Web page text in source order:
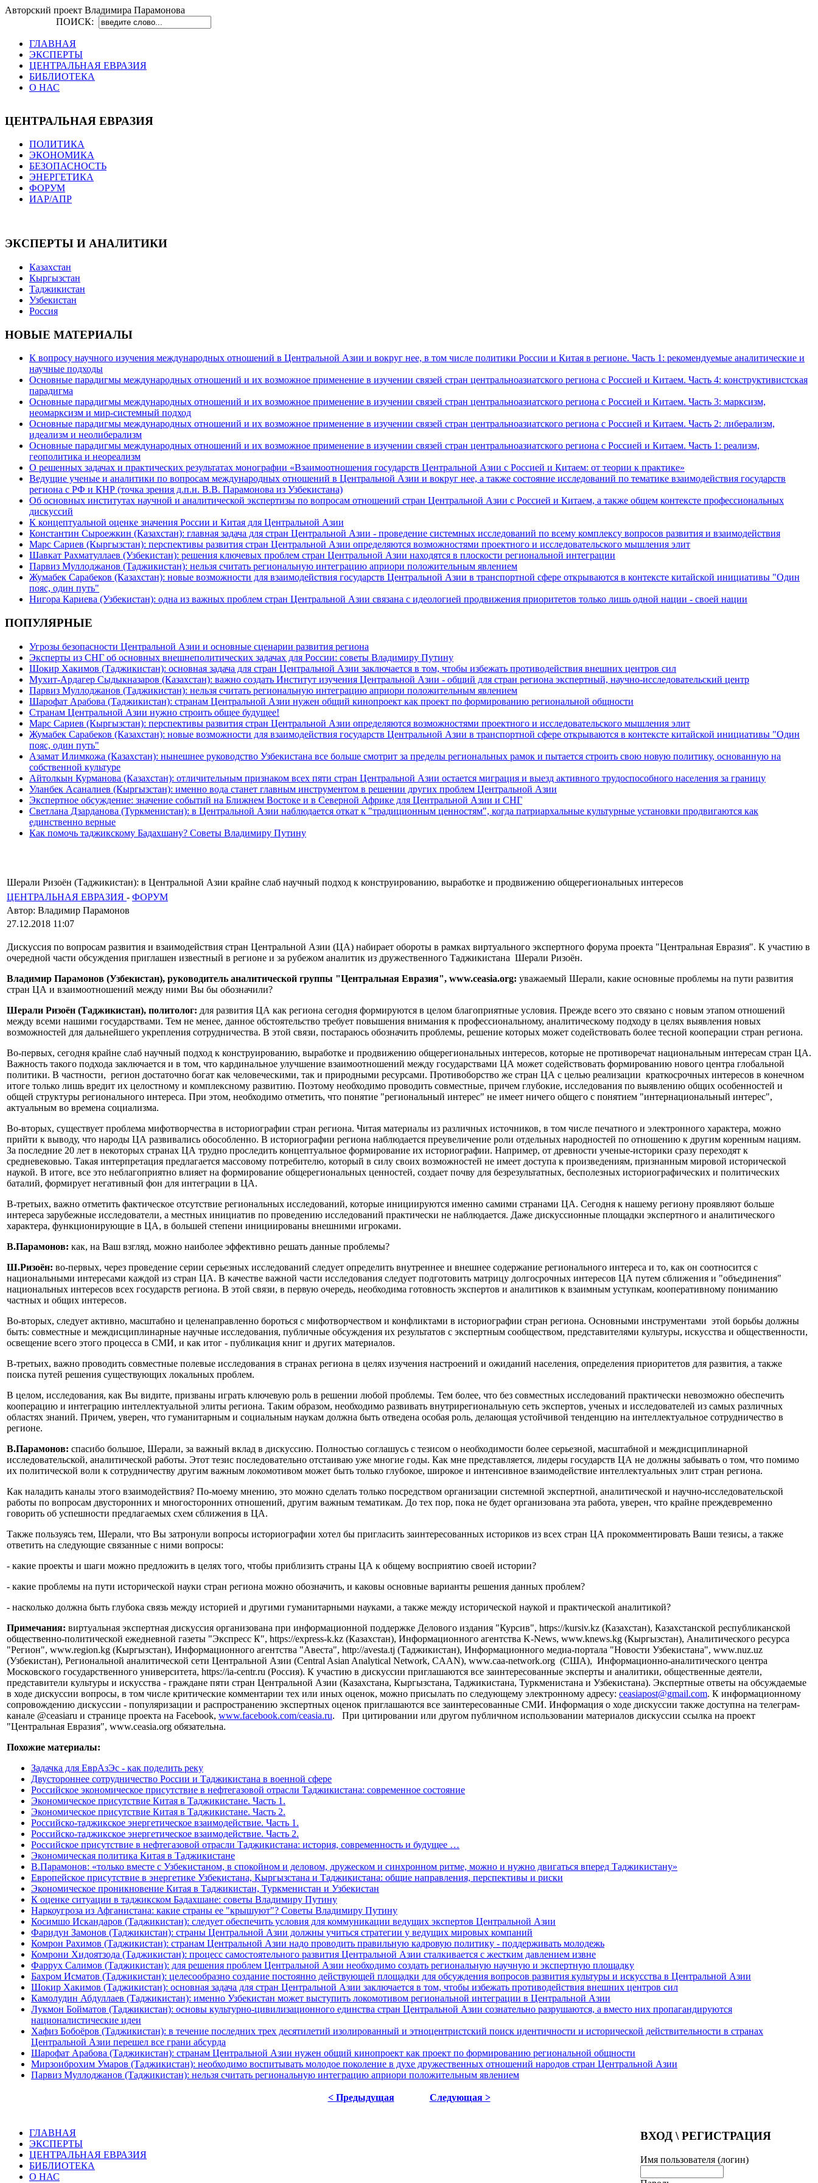
Авторский проект Владимира Парамонова
ПОИСК:
ГЛАВНАЯ
ЭКСПЕРТЫ
ЦЕНТРАЛЬНАЯ ЕВРАЗИЯ
БИБЛИОТЕКА
О НАС
ЦЕНТРАЛЬНАЯ ЕВРАЗИЯ
ПОЛИТИКА
ЭКОНОМИКА
БЕЗОПАСНОСТЬ
ЭНЕРГЕТИКА
ФОРУМ
ИАР/АПР
ЭКСПЕРТЫ И АНАЛИТИКИ
Казахстан
Кыргызстан
Таджикистан
Узбекистан
Россия
НОВЫЕ МАТЕРИАЛЫ
К вопросу научного изучения международных отношений в Центральной Азии и вокруг нее, в том числе политики России и Китая в регионе. Часть 1: рекомендуемые аналитические и
научные подходы
Основные парадигмы международных отношений и их возможное применение в изучении связей стран центральноазиатского региона с Россией и Китаем. Часть 4: конструктивистская
парадигма
Основные парадигмы международных отношений и их возможное применение в изучении связей стран центральноазиатского региона с Россией и Китаем. Часть 3: марксизм,
неомарксизм и мир-системный подход
Основные парадигмы международных отношений и их возможное применение в изучении связей стран центральноазиатского региона с Россией и Китаем. Часть 2: либерализм,
идеализм и неолиберализм
Основные парадигмы международных отношений и их возможное применение в изучении связей стран центральноазиатского региона с Россией и Китаем. Часть 1: реализм,
геополитика и неореализм
О решенных задачах и практических результатах монографии «Взаимоотношения государств Центральной Азии с Россией и Китаем: от теории к практике»
Ведущие ученые и аналитики по вопросам международных отношений в Центральной Азии и вокруг нее, а также состояние исследований по тематике взаимодействия государств
региона с РФ и КНР (точка зрения д.п.н. В.В. Парамонова из Узбекистана)
Об основных институтах научной и аналитической экспертизы по вопросам отношений стран Центральной Азии с Россией и Китаем, а также общем контексте профессиональных
дискуссий
К концептуальной оценке значения России и Китая для Центральной Азии
Константин Сыроежкин (Казахстан): главная задача для стран Центральной Азии - проведение системных исследований по всему комплексу вопросов развития и взаимодействия
Марс Сариев (Кыргызстан): перспективы развития стран Центральной Азии определяются возможностями проектного и исследовательского мышления элит
Шавкат Рахматуллаев (Узбекистан): решения ключевых проблем стран Центральной Азии находятся в плоскости региональной интеграции
Парвиз Муллоджанов (Таджикистан): нельзя считать региональную интеграцию априори положительным явлением
Жумабек Сарабеков (Казахстан): новые возможности для взаимодействия государств Центральной Азии в транспортной сфере открываются в контексте китайской инициативы "Один
пояс, один путь"
Нигора Кариева (Узбекистан): одна из важных проблем стран Центральной Азии связана с идеологией продвижения приоритетов только лишь одной нации - своей нации
ПОПУЛЯРНЫЕ
Угрозы безопасности Центральной Азии и основные сценарии развития региона
Эксперты из СНГ об основных внешнеполитических задачах для России: советы Владимиру Путину
Шокир Хакимов (Таджикистан): основная задача для стран Центральной Азии заключается в том, чтобы избежать противодействия внешних центров сил
Мухит-Ардагер Сыдыкназаров (Казахстан): важно создать Институт изучения Центральной Азии - общий для стран региона экспертный, научно-исследовательский центр
Парвиз Муллоджанов (Таджикистан): нельзя считать региональную интеграцию априори положительным явлением
Шарофат Арабова (Таджикистан): странам Центральной Азии нужен общий кинопроект как проект по формированию региональной общности
Странам Центральной Азии нужно строить общее будущее!
Марс Сариев (Кыргызстан): перспективы развития стран Центральной Азии определяются возможностями проектного и исследовательского мышления элит
Жумабек Сарабеков (Казахстан): новые возможности для взаимодействия государств Центральной Азии в транспортной сфере открываются в контексте китайской инициативы "Один
пояс, один путь"
Азамат Илимкожа (Казахстан): нынешнее руководство Узбекистана все больше смотрит за пределы региональных рамок и пытается строить свою новую политику, основанную на
собственной культуре
Айтолкын Курманова (Казахстан): отличительным признаком всех пяти стран Центральной Азии остается миграция и выезд активного трудоспособного населения за границу
Уланбек Асаналиев (Кыргызстан): именно вода станет главным инструментом в решении других проблем Центральной Азии
Экспертное обсуждение: значение событий на Ближнем Востоке и в Северной Африке для Центральной Азии и СНГ
Светлана Дзарданова (Туркменистан): в Центральной Азии наблюдается откат к "традиционным ценностям", когда патриархальные культурные установки продвигаются как
единственно верные
Как помочь таджикскому Бадахшану? Советы Владимиру Путину
Шерали Ризоён (Таджикистан): в Центральной Азии крайне слаб научный подход к конструированию, выработке и продвижению общерегиональных интересов
ЦЕНТРАЛЬНАЯ ЕВРАЗИЯ - ФОРУМ
Автор: Владимир Парамонов
27.12.2018 11:07
Дискуссия по вопросам развития и взаимодействия стран Центральной Азии (ЦА) набирает обороты в рамках виртуального экспертного форума проекта "Центральная Евразия". К участию в
очередной части обсуждения приглашен известный в регионе и за рубежом аналитик из дружественного Таджикистана Шерали Ризоён.
Владимир Парамонов (Узбекистан), руководитель аналитической группы "Центральная Евразия", www.ceasia.org: уважаемый Шерали, какие основные проблемы на пути развития
стран ЦА и взаимоотношений между ними Вы бы обозначили?
Шерали Ризоён (Таджикистан), политолог: для развития ЦА как региона сегодня формируются в целом благоприятные условия. Прежде всего это связано с новым этапом отношений
между всеми нашими государствами. Тем не менее, данное обстоятельство требует повышения внимания к профессиональному, аналитическому подходу в целях выявления новых
возможностей для дальнейшего укрепления сотрудничества. В этой связи, постараюсь обозначить проблемы, решение которых может содействовать более тесной кооперации стран региона.
Во-первых, сегодня крайне слаб научный подход к конструированию, выработке и продвижению общерегиональных интересов, которые не противоречат национальным интересам стран ЦА.
Важность такого подхода заключается и в том, что кардинальное улучшение взаимоотношений между государствами ЦА может содействовать формированию нового центра глобальной
политики. В частности, регион достаточно богат как человеческими, так и природными ресурсами. Противоборство же стран ЦА с целью реализации краткосрочных интересов в конечном
итоге только лишь вредит их целостному и комплексному развитию. Поэтому необходимо проводить совместные, причем глубокие, исследования по выявлению общих особенностей и
общей структуры регионального интереса. При этом, необходимо отметить, что понятие "региональный интерес" не имеет ничего общего с понятием "интернациональный интерес",
актуальным во времена социализма.
Во-вторых, существует проблема мифотворчества в историографии стран региона. Читая материалы из различных источников, в том числе печатного и электронного характера, можно
прийти к выводу, что народы ЦА развивались обособленно. В историографии региона наблюдается преувеличение роли отдельных народностей по отношению к другим коренным нациям.
За последние 20 лет в некоторых странах ЦА трудно проследить концептуальное формирование их историографии. Например, от древности ученые-историки сразу переходят к
средневековью. Такая интерпретация предлагается массовому потребителю, который в силу своих возможностей не имеет доступа к произведениям, признанным мировой исторической
наукой. В итоге, все это неблагоприятно влияет на формирование общерегиональных ценностей, создает почву для безрезультатных, бесполезных историографических и политических
баталий, формирует негативный фон для интеграции в ЦА.
В-третьих, важно отметить фактическое отсутствие региональных исследований, которые инициируются именно самими странами ЦА. Сегодня к нашему региону проявляют больше
интереса зарубежные исследователи, а местных инициатив по проведению исследований практически не наблюдается. Даже дискуссионные площадки экспертного и аналитического
характера, функционирующие в ЦА, в большей степени инициированы внешними игроками.
В.Парамонов: как, на Ваш взгляд, можно наиболее эффективно решать данные проблемы?
Ш.Ризоён: во-первых, через проведение серии серьезных исследований следует определить внутреннее и внешнее содержание регионального интереса и то, как он соотносится с
национальными интересами каждой из стран ЦА. В качестве важной части исследования следует подготовить матрицу долгосрочных интересов ЦА путем сближения и "объединения"
национальных интересов всех государств региона. В этой связи, в первую очередь, необходима готовность экспертов и аналитиков к взаимным уступкам, кооперативному пониманию
частных и общих интересов.
Во-вторых, следует активно, масштабно и целенаправленно бороться с мифотворчеством и конфликтами в историографии стран региона. Основными инструментами этой борьбы должны
быть: совместные и междисциплинарные научные исследования, публичные обсуждения их результатов с экспертным сообществом, представителями культуры, искусства и общественности,
освещение всего этого процесса в СМИ, и как итог - публикация книг и других материалов.
В-третьих, важно проводить совместные полевые исследования в странах региона в целях изучения настроений и ожиданий населения, определения приоритетов для развития, а также
поиска путей решения существующих локальных проблем.
В целом, исследования, как Вы видите, призваны играть ключевую роль в решении любой проблемы. Тем более, что без совместных исследований практически невозможно обеспечить
кооперацию и интеграцию интеллектуальной элиты региона. Таким образом, необходимо развивать внутрирегиональную сеть экспертов, ученых и исследователей из самых различных
областях знаний. Причем, уверен, что гуманитарным и социальным наукам должна быть отведена особая роль, делающая устойчивой тенденцию на интеллектуальное сотрудничество в
регионе.
В.Парамонов: спасибо большое, Шерали, за важный вклад в дискуссию. Полностью соглашусь с тезисом о необходимости более серьезной, масштабной и междисциплинарной
исследовательской, аналитической работы. Этот тезис последовательно отстаиваю уже многие годы. Как мне представляется, лидеры государств ЦА не должны забывать о том, что помимо
их политической воли к сотрудничеству другим важным локомотивом может быть только глубокое, широкое и интенсивное взаимодействие интеллектуальных элит стран региона.
Как наладить каналы этого взаимодействия? По-моему мнению, это можно сделать только посредством организации системной экспертной, аналитической и научно-исследовательской
работы по вопросам двусторонних и многосторонних отношений, другим важным тематикам. До тех пор, пока не будет организована эта работа, уверен, что крайне преждевременно
говорить об успешности предлагаемых схем сближения в ЦА.
Также пользуясь тем, Шерали, что Вы затронули вопросы историографии хотел бы пригласить заинтересованных историков из всех стран ЦА прокомментировать Ваши тезисы, а также
ответить на следующие связанные с ними вопросы:
- какие проекты и шаги можно предложить в целях того, чтобы приблизить страны ЦА к общему восприятию своей истории?
- какие проблемы на пути исторической науки стран региона можно обозначить, и каковы основные варианты решения данных проблем?
- насколько должна быть глубока связь между историей и другими гуманитарными науками, а также между исторической наукой и практической аналитикой?
Примечания: виртуальная экспертная дискуссия организована при информационной поддержке Делового издания "Курсив", https://kursiv.kz (Казахстан), Казахстанской республиканской
общественно-политической ежедневной газеты "Экспресс К", https://express-k.kz (Казахстан), Информационного агентства K-News, www.knews.kg (Кыргызстан), Аналитического ресурса
"Регион", www.region.kg (Кыргызстан), Информационного агентства "Авеста", http://avesta.tj (Таджикистан), Информационного медиа-портала "Новости Узбекистана", www.nuz.uz
(Узбекистан), Региональной аналитической сети Центральной Азии (Central Asian Analytical Network, CAAN), www.caa-network.org (США), Информационно-аналитического центра
Московского государственного университета, https://ia-centr.ru (Россия). К участию в дискуссии приглашаются все заинтересованные эксперты и аналитики, общественные деятели,
представители культуры и искусства - граждане пяти стран Центральной Азии (Казахстана, Кыргызстана, Таджикистана, Туркменистана и Узбекистана). Экспертные ответы на обсуждаемые
в ходе дискуссии вопросы, в том числе критические комментарии тех или иных оценок, можно присылать по следующему электронному адресу: ceasiapost@gmail.com. К информационному
сопровождению дискуссии - популяризации и распространению экспертных оценок приглашаются все заинтересованные СМИ. Информация о ходе дискуссии также доступна на телеграм-
канале @ceasiaru и странице проекта на Facebook, www.facebook.com/ceasia.ru. При цитировании или другом публичном использовании материалов дискуссии ссылка на проект
"Центральная Евразия", www.ceasia.org обязательна.
Похожие материалы:
Задачка для ЕврАзЭс - как поделить реку
Двустороннее сотрудничество России и Таджикистана в военной сфере
Российское экономическое присутствие в нефтегазовой отрасли Таджикистана: современное состояние
Экономическое присутствие Китая в Таджикистане. Часть 1.
Экономическое присутствие Китая в Таджикистане. Часть 2.
Российско-таджикское энергетическое взаимодействие. Часть 1.
Российско-таджикское энергетическое взаимодействие. Часть 2.
Российское присутствие в нефтегазовой отрасли Таджикистана: история, современность и будущее …
Экономическая политика Китая в Таджикистане
В.Парамонов: «только вместе с Узбекистаном, в спокойном и деловом, дружеском и синхронном ритме, можно и нужно двигаться вперед Таджикистану»
Европейское присутствие в энергетике Узбекистана, Кыргызстана и Таджикистана: общие направления, перспективы и риски
Экономическое проникновение Китая в Таджикистан, Туркменистан и Узбекистан
К оценке ситуации в таджикском Бадахшане: советы Владимиру Путину
Наркоугроза из Афганистана: какие страны ее "крышуют"? Советы Владимиру Путину
Косимшо Искандаров (Таджикистан): следует обеспечить условия для коммуникации ведущих экспертов Центральной Азии
Фаридун Замонов (Таджикистан): страны Центральной Азии должны учиться стратегии у ведущих мировых компаний
Комрон Рахимов (Таджикистан): странам Центральной Азии надо проводить правильную кадровую политику - поддерживать молодежь
Комрони Хидоятзода (Таджикистан): процесс самостоятельного развития Центральной Азии сталкивается с жестким давлением извне
Фаррух Салимов (Таджикистан): для решения проблем Центральной Азии необходимо создать региональную научную и экспертную площадку
Бахром Исматов (Таджикистан): целесообразно создание постоянно действующей площадки для обсуждения вопросов развития культуры и искусства в Центральной Азии
Шокир Хакимов (Таджикистан): основная задача для стран Центральной Азии заключается в том, чтобы избежать противодействия внешних центров сил
Камолудин Абдуллаев (Таджикистан): именно Узбекистан может выступить локомотивом региональной интеграции в Центральной Азии
Лукмон Бойматов (Таджикистан): основы культурно-цивилизационного единства стран Центральной Азии сознательно разрушаются, а вместо них пропагандируются
националистические идеи
Хафиз Бобоёров (Таджикистан): в течение последних трех десятилетий изолированный и этноцентристский поиск идентичности и исторической действительности в странах
Центральной Азии перешел все грани абсурда
Шарофат Арабова (Таджикистан): странам Центральной Азии нужен общий кинопроект как проект по формированию региональной общности
Мирзоиброхим Умаров (Таджикистан): необходимо воспитывать молодое поколение в духе дружественных отношений народов стран Центральной Азии
Парвиз Муллоджанов (Таджикистан): нельзя считать региональную интеграцию априори положительным явлением
< Предыдущая Следующая >
ВХОД \ РЕГИСТРАЦИЯ
Имя пользователя (логин)
ГЛАВНАЯ
ЭКСПЕРТЫ
ЦЕНТРАЛЬНАЯ ЕВРАЗИЯ
БИБЛИОТЕКА
О НАС